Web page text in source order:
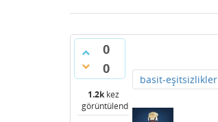
0
0
1.2kkez
görüntülendi
basit-eşitsizlikler